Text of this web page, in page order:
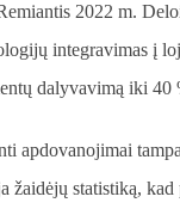
2022 m.
integravimas į
dalyvavimą iki 40
apdovanojimai
žaidėjų statistiką,